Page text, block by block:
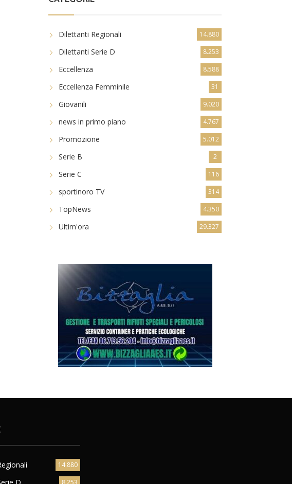
Dilettanti Regionali 14.880
Dilettanti Serie D 8.253
Eccellenza 8.588
Eccellenza Femminile 31
Giovanili 9.020
news in primo piano 4.767
Promozione 5.012
Serie B 2
Serie C 116
sportinoro TV 314
TopNews 4.350
Ultim'ora 29.327
14.880
8.253